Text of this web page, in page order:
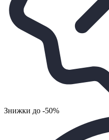
Знижки до -50%